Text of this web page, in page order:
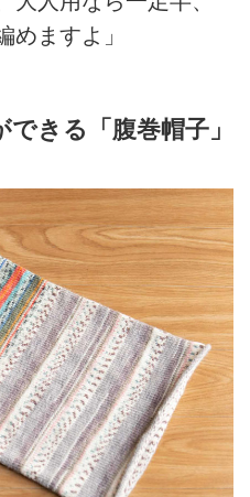
めますよ」
きる「腹巻帽子」